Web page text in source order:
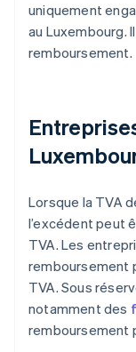
uniquement
au Luxembourg.
remboursement.
Lorsque la TVA
l’excédent peut
TVA. Les
remboursement
TVA. Sous
notamment des
remboursement